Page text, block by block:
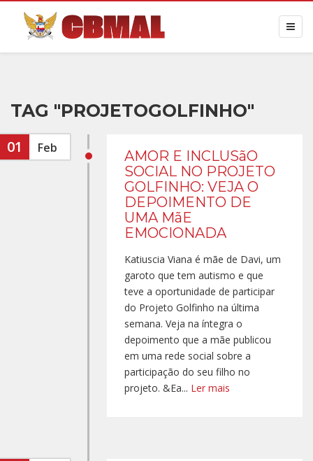
TAG "PROJETOGOLFINHO"
01 Feb
AMOR E INCLUSãO
SOCIAL NO PROJETO
GOLFINHO: VEJA O
DEPOIMENTO DE
UMA MãE
EMOCIONADA
Katiuscia Viana é mãe de Davi, um
garoto que tem autismo e que
teve a oportunidade de participar
do Projeto Golfinho na última
semana. Veja na íntegra o
depoimento que a mãe publicou
em uma rede social sobre a
participação do seu filho no
projeto. &Ea... Ler mais